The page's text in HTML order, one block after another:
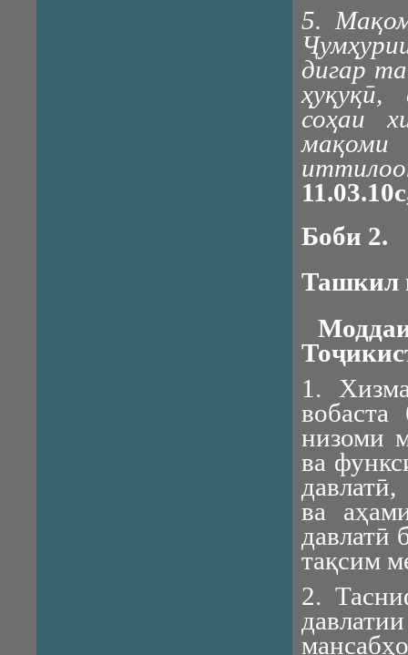
5.
дигар
ҳуқуқӣ,
соҳаи
мақоми
Боби 2.
Ташкил
1.
низоми
ва
ва
давлатӣ
тақсим
2.